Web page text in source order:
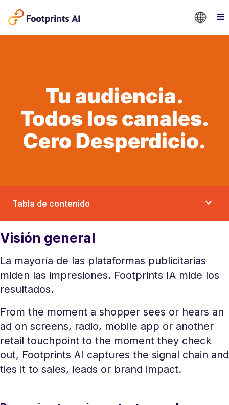
Tu audiencia.
Todos los canales.
Cero Desperdicio.
Tabla de contenido
Visión general
La mayoría de las plataformas publicitarias
miden las impresiones. Footprints IA mide los
resultados.
From the moment a shopper sees or hears an
ad on screens, radio, mobile app or another
retail touchpoint to the moment they check
out, Footprints AI captures the signal chain and
ties it to sales, leads or brand impact.